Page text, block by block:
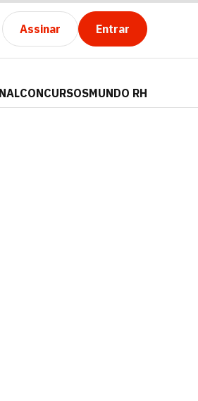
Assinar Entrar
CONCURSOSMUNDO RH